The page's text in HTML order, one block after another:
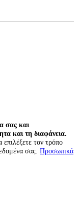
σας και
και τη διαφάνεια.
τον τρόπο
σας. Προσωπικά